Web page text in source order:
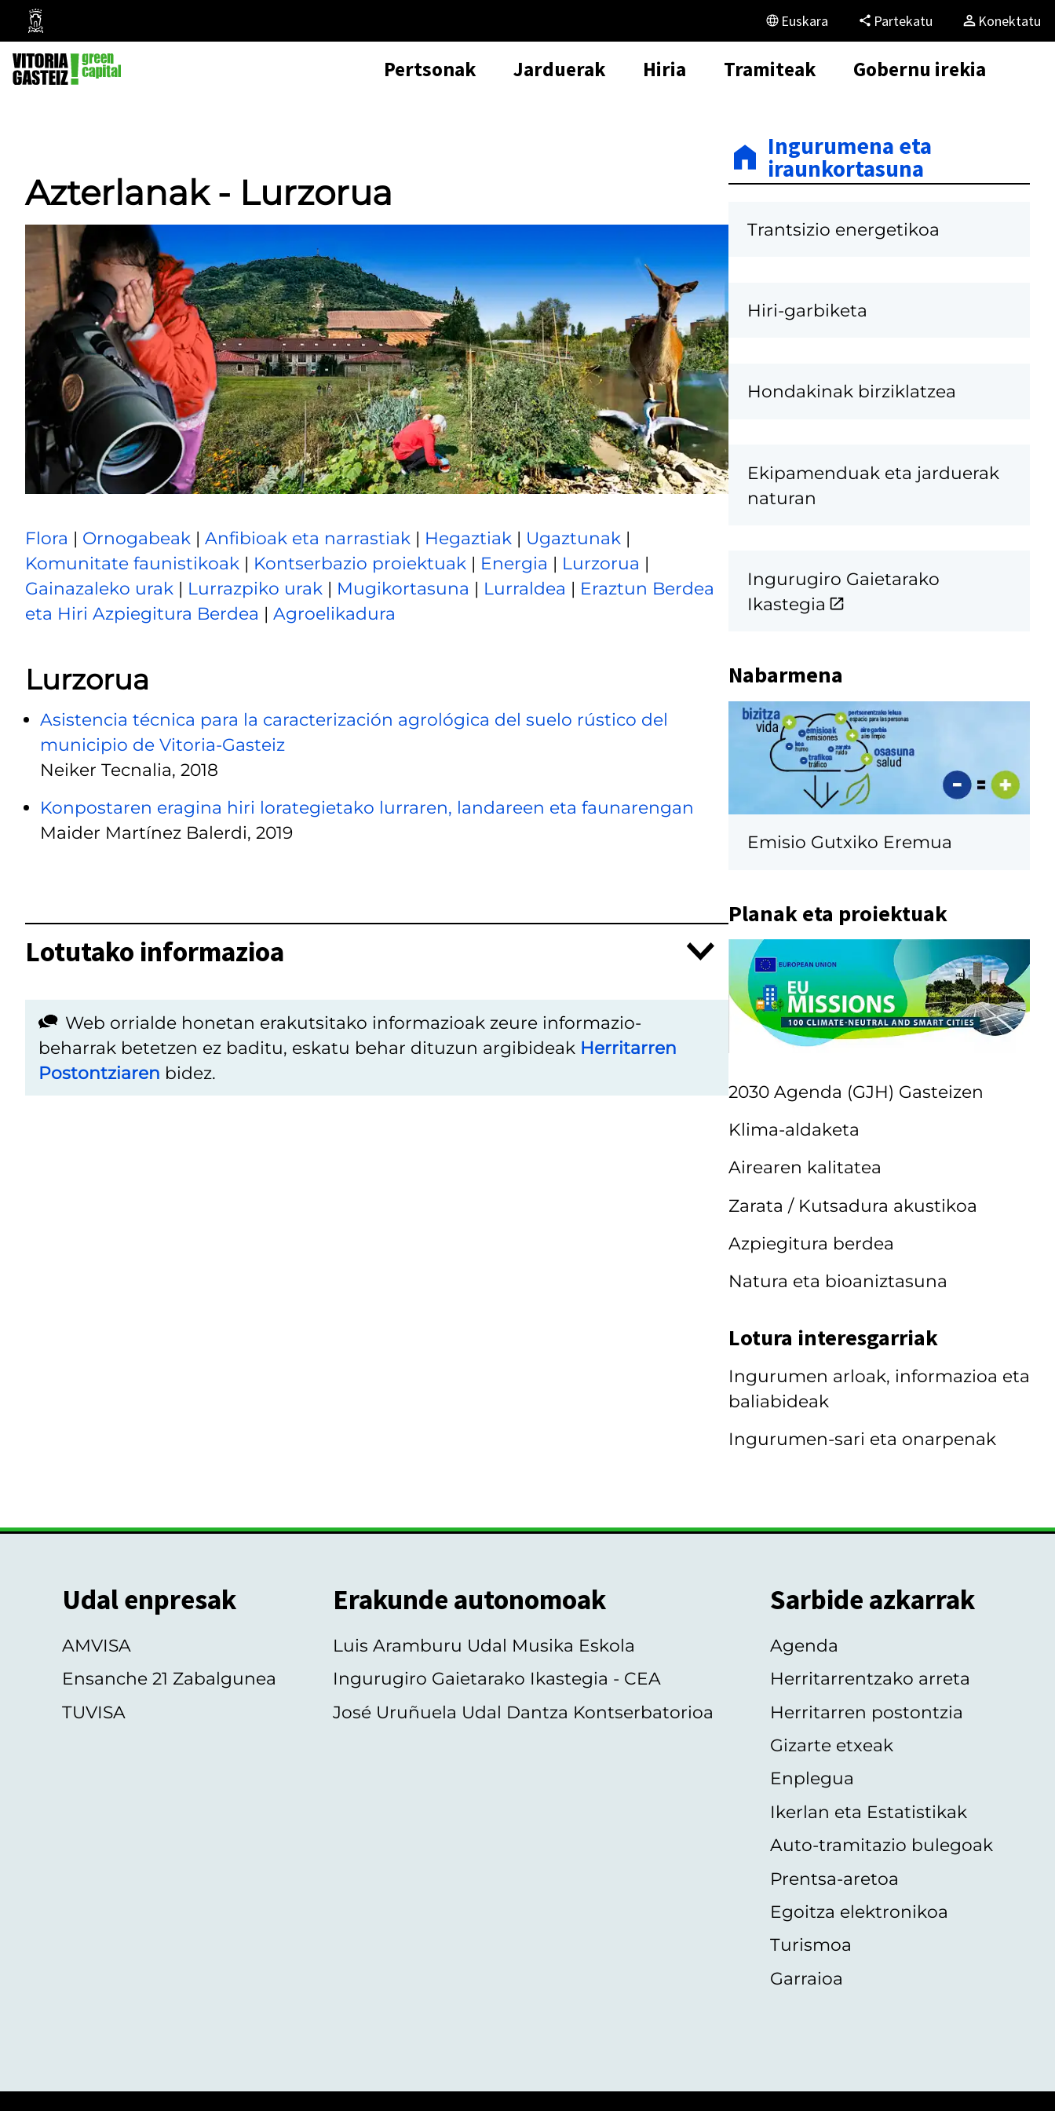
Vitoria-
Gasteizko
Udala
Euskara Partekatu Konektatu
Pertsonak Jarduerak Hiria Tramiteak Gobernu irekia
Azterlanak - Lurzorua
Flora | Ornogabeak | Anfibioak eta narrastiak | Hegaztiak | Ugaztunak |
Komunitate faunistikoak | Kontserbazio proiektuak | Energia | Lurzorua |
Gainazaleko urak | Lurrazpiko urak | Mugikortasuna | Lurraldea | Eraztun Berdea
eta Hiri Azpiegitura Berdea | Agroelikadura
Lurzorua
Asistencia técnica para la caracterización agrológica del suelo rústico del
municipio de Vitoria-Gasteiz
Neiker Tecnalia, 2018
Konpostaren eragina hiri lorategietako lurraren, landareen eta faunarengan
Maider Martínez Balerdi, 2019
Lotutako informazioa
Web orrialde honetan erakutsitako informazioak zeure informazio-
beharrak betetzen ez baditu, eskatu behar dituzun argibideak Herritarren
Postontziaren bidez.
Ingurumena eta
iraunkortasuna
Trantsizio energetikoa
Hiri-garbiketa
Hondakinak birziklatzea
Ekipamenduak eta jarduerak
naturan
Ingurugiro Gaietarako
Ikastegia
Nabarmena
Emisio Gutxiko Eremua
Planak eta proiektuak
2030 Agenda (GJH) Gasteizen
Klima-aldaketa
Airearen kalitatea
Zarata / Kutsadura akustikoa
Azpiegitura berdea
Natura eta bioaniztasuna
Lotura interesgarriak
Ingurumen arloak, informazioa eta
baliabideak
Ingurumen-sari eta onarpenak
Udal enpresak
AMVISA
Ensanche 21 Zabalgunea
TUVISA
Erakunde autonomoak
Luis Aramburu Udal Musika Eskola
Ingurugiro Gaietarako Ikastegia - CEA
José Uruñuela Udal Dantza Kontserbatorioa
Sarbide azkarrak
Agenda
Herritarrentzako arreta
Herritarren postontzia
Gizarte etxeak
Enplegua
Ikerlan eta Estatistikak
Auto-tramitazio bulegoak
Prentsa-aretoa
Egoitza elektronikoa
Turismoa
Garraioa